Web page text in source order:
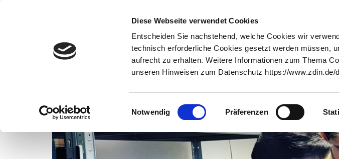
Diese Webseite verwendet Cookies
Entscheiden Sie nachstehend, welche Cookies wir
technisch erforderliche Cookies gesetzt werden müssen,
aufrecht zu erhalten. Weitere Informationen zum Thema
unseren Hinweisen zum Datenschutz https://www.zdin.de/
Einwilligungsauswahl
Notwendig Präferenzen
Wissenschaft
Interaktiver Jahresbericht Forschungsberichte Transparenz im Materialkreislauf